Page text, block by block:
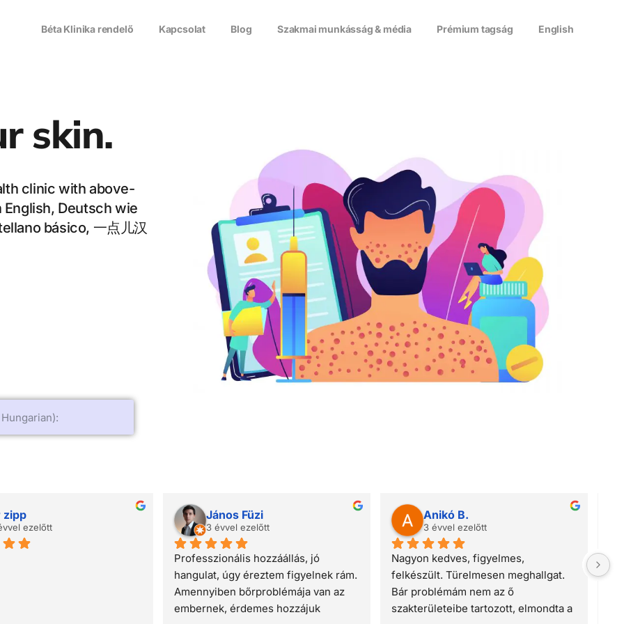
Béta Klinika rendelő Kapcsolat Blog Szakmai munkásság & média Prémium tagság English
skin.
clinic with above-
Deutsch wie
básico, 一点儿汉
Anikó B.
3 évvel ezelőtt
Csilla Bertók
4 évvel ezelőtt
Gyönyörű és igényes rendelő
fogadott, a recepciós hölgyet átlagon
felüli kedvesség jellemezte és a
doktornő is pontos tájékoztatást
Boston Papa
4 évvel ezelőtt
15 éve küzdök nap mint nap a
seborrheammal! Folyamatosan
gyulladt piros a bőröm! Hol jobban
hol kevesbé de sajnos jelen van!